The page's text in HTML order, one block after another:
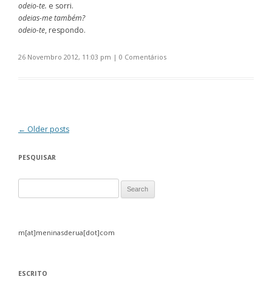
odeio-te. e sorri.
odeias-me também?
odeio-te, respondo.
26 Novembro 2012, 11:03 pm | 0 Comentários
Post navigation
← Older posts
PESQUISAR
m[at]meninasderua[dot]com
ESCRITO